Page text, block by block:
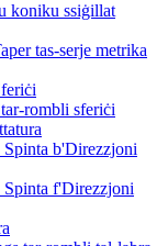
koniku ssiġillat
tas-serje metrika
rombli sferiċi
b'Direzzjoni
f'Direzzjoni